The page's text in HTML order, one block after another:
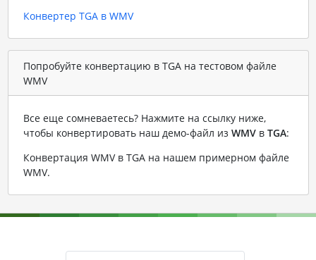
Конвертер TGA в WMV
Попробуйте конвертацию в TGA на тестовом файле
WMV
Все еще сомневаетесь? Нажмите на ссылку ниже,
чтобы конвертировать наш демо-файл из WMVв TGA:
Конвертация WMV в TGA на нашем примерном файле
WMV.